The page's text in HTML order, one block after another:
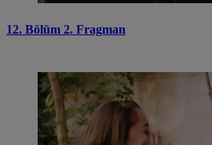
12. Bölüm 2. Fragman